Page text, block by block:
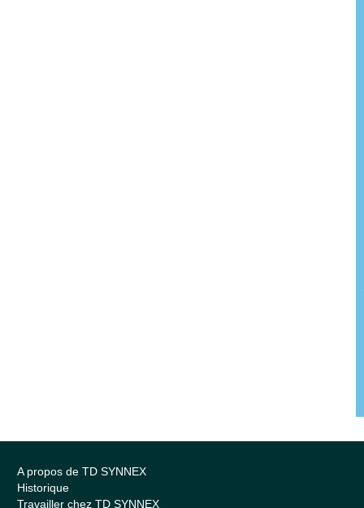
A propos de TD SYNNEX
Historique
Travailler chez TD SYNNEX